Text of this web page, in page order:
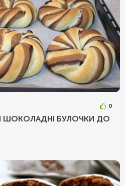
0
ШОКОЛАДНІ БУЛОЧКИ ДО